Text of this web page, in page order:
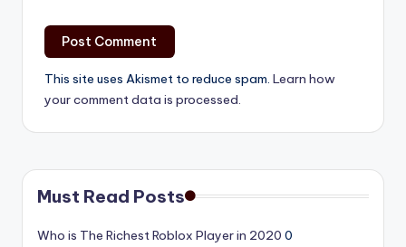
This site uses Akismet to reduce spam. Learn how
your comment data is processed.
Must Read Posts
Who is The Richest Roblox Player in 2020 0